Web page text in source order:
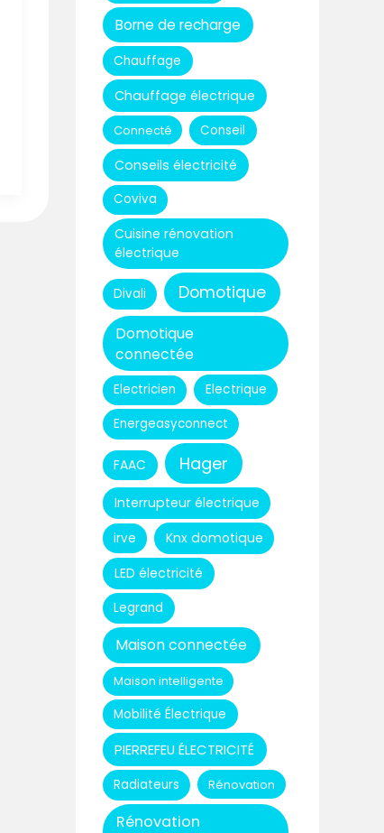
Borne de recharge
Chauffage
Chauffage électrique
Connecté Conseil
Conseils électricité
Coviva
Cuisine rénovation
électrique
Divali Domotique
Domotique
connectée
Electricien
Electrique
Energeasyconnect
FAAC Hager
Interrupteur électrique
irve
Knx domotique
LED électricité
Legrand
Maison connectée
Maison intelligente
Mobilité Électrique
PIERREFEU ÉLECTRICITÉ
Radiateurs Rénovation
Rénovation